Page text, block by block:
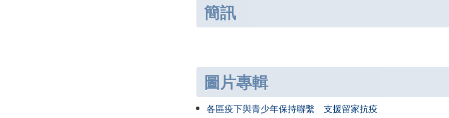
簡訊
圖片專輯
各區疫下與青少年保持聯繫 支援留家抗疫